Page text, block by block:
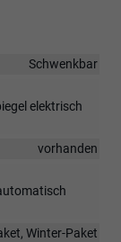
Schwenkbar
elektrisch
vorhanden
Winter-Paket